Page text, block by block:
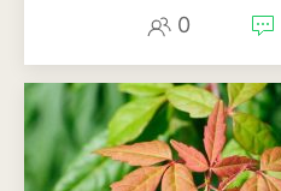
Капуста
Капуста кольраби
0